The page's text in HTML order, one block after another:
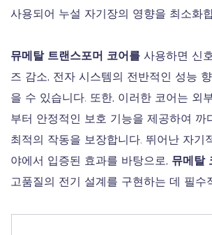
사용되어 누설 자기장의 영향을 최소화
뮤메탈 트랜스포머 코어를 사용하면 신
즈 감소, 전자 시스템의 전반적인 성능
을 수 있습니다. 또한, 이러한 코어는 외
부터 안정적인 보호 기능을 제공하여 까
최적의 작동을 보장합니다. 뛰어난 자기
야에서 입증된 효과를 바탕으로, 뮤메탈
고품질의 전기 설계를 구현하는 데 필수